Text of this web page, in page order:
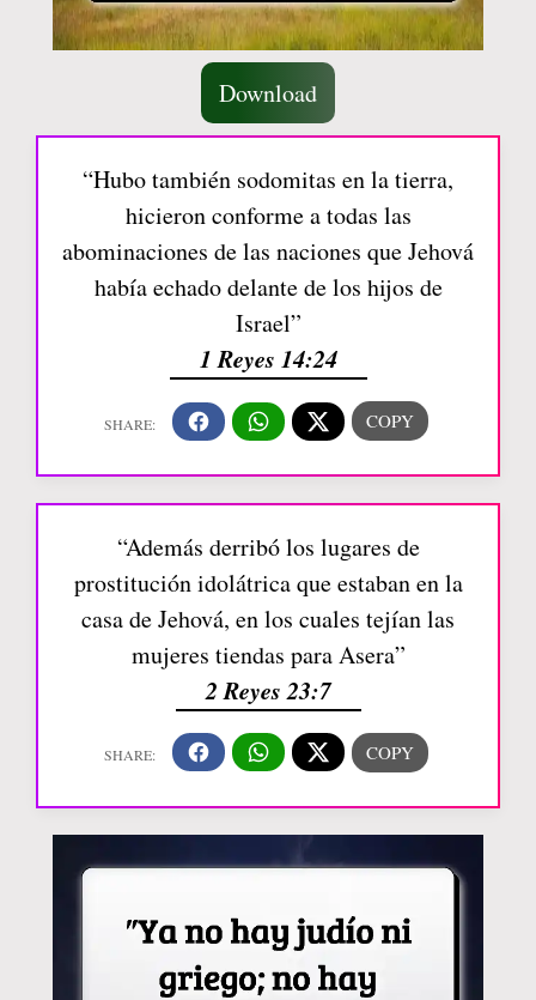
Download
“Hubo también sodomitas en la tierra,
hicieron conforme a todas las
abominaciones de las naciones que Jehová
había echado delante de los hijos de
Israel”
1 Reyes 14:24
“Además derribó los lugares de
prostitución idolátrica que estaban en la
casa de Jehová, en los cuales tejían las
mujeres tiendas para Asera”
2 Reyes 23:7